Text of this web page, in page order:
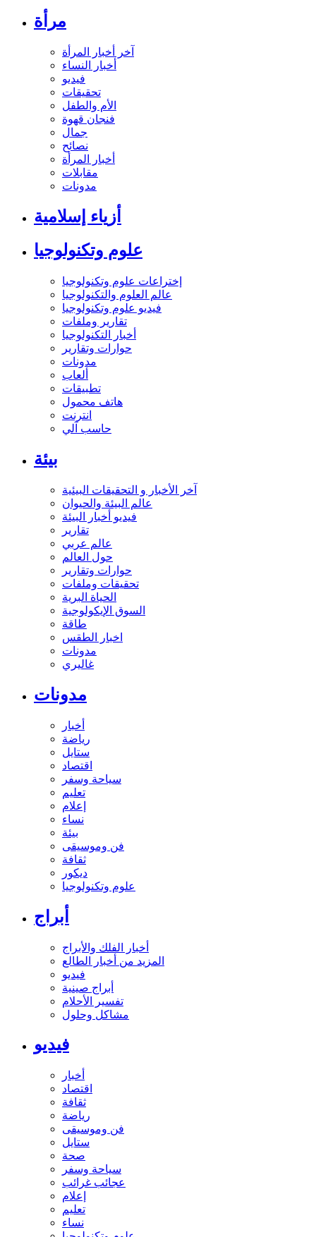
مرأة
آخر أخبار المرأة
أخبار النساء
فيديو
تحقيقات
الأم والطفل
فنجان قهوة
جمال
نصائح
أخبار المرأة
مقابلات
مدونات
أزياء إسلامية
علوم وتكنولوجيا
إختراعات علوم وتكنولوجيا
عالم العلوم والتكنولوجيا
فيديو علوم وتكنولوجيا
تقارير وملفات
أخبار التكنولوجيا
حوارات وتقارير
مدونات
ألعاب
تطبيقات
هاتف محمول
انترنت
حاسب آلي
بيئة
آخر الأخبار و التحقيقات البيئية
عالم البيئة والحيوان
فيديو أخبار البيئة
تقارير
عالم عربي
حول العالم
حوارات وتقارير
تحقيقات وملفات
الحياة البرية
السوق الإيكولوجية
طاقة
اخبار الطقس
مدونات
غاليري
مدونات
أخبار
رياضة
ستايل
اقتصاد
سياحة وسفر
تعليم
إعلام
نساء
بيئة
فن وموسيقى
ثقافة
ديكور
علوم وتكنولوجيا
أبراج
أخبار الفلك والأبراج
المزيد من أخبار الطالع
فيديو
أبراج صينية
تفسير الأحلام
مشاكل وحلول
فيديو
أخبار
اقتصاد
ثقافة
رياضة
فن وموسيقى
ستايل
صحة
سياحة وسفر
عجائب غرائب
إعلام
تعليم
نساء